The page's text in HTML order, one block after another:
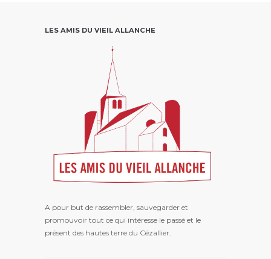
LES AMIS DU VIEIL ALLANCHE
A pour but de rassembler, sauvegarder et
promouvoir tout ce qui intéresse le passé et le
présent des hautes terre du Cézallier.